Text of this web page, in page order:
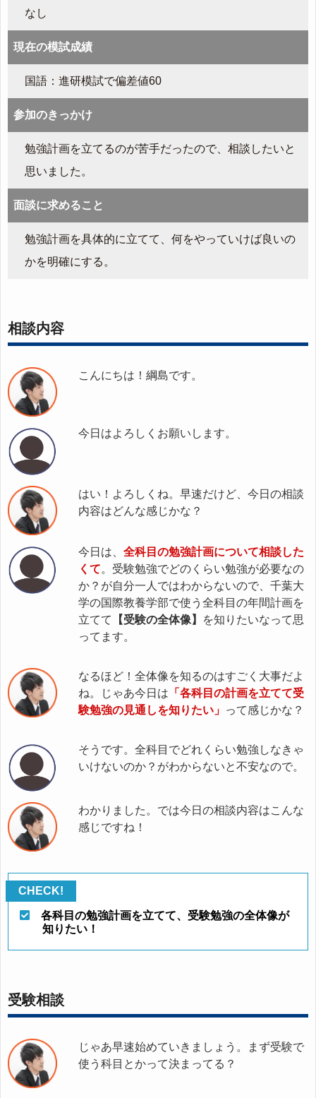
なし
現在の模試成績
国語：進研模試で偏差値60
参加のきっかけ
勉強計画を立てるのが苦手だったので、相談したいと
思いました。
面談に求めること
勉強計画を具体的に立てて、何をやっていけば良いの
かを明確にする。
相談内容
こんにちは！綱島です。
今日はよろしくお願いします。
はい！よろしくね。早速だけど、今日の相談
内容はどんな感じかな？
今日は、 全科目の勉強計画について相談した
くて。受験勉強でどのくらい勉強が必要なの
か？が自分一人ではわからないので、千葉大
学の国際教養学部で使う全科目の年間計画を
立てて
【受験の全体像】
を知りたいなって思
ってます。
なるほど！全体像を知るのはすごく大事だよ
ね。じゃあ今日は 「各科目の計画を立てて受
験勉強の見通しを知りたい」 って感じかな？
そうです。全科目でどれくらい勉強しなきゃ
いけないのか？がわからないと不安なので。
わかりました。では今日の相談内容はこんな
感じですね！
各科目の勉強計画を立てて、受験勉強の全体像が
知りたい！
受験相談
じゃあ早速始めていきましょう。まず受験で
使う科目とかって決まってる？